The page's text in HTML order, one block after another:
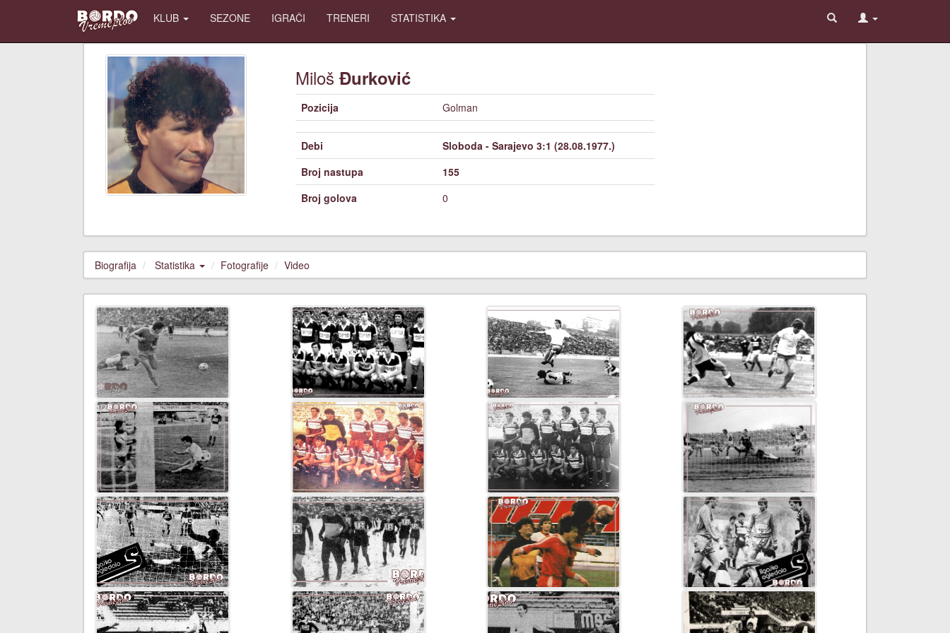
KLUB SEZONE IGRAČI TRENERI STATISTIKA
Miloš Đurković
Pozicija Golman
Debi
Sloboda - Sarajevo 3:1 (28.08.1977.)
Broj nastupa
155
Broj golova
0
Biografija Statistika Fotografije Video